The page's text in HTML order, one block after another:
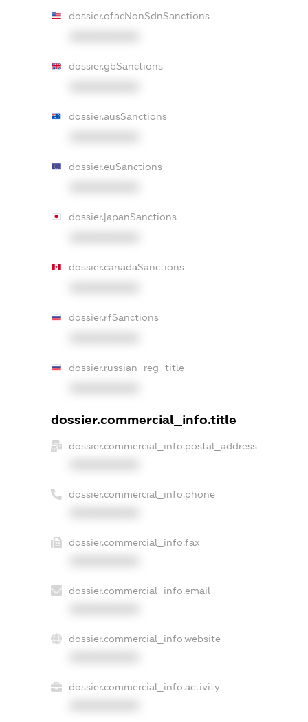
dossier.ofacNonSdnSanctions
dossier.gbSanctions
dossier.ausSanctions
dossier.euSanctions
dossier.japanSanctions
dossier.canadaSanctions
dossier.rfSanctions
dossier.russian_reg_title
dossier.commercial_info.title
dossier.commercial_info.postal_address
dossier.commercial_info.phone
dossier.commercial_info.fax
dossier.commercial_info.email
dossier.commercial_info.website
dossier.commercial_info.activity